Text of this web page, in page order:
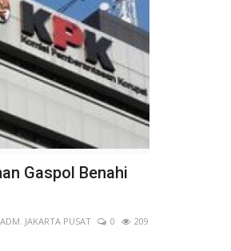
Gaspol Benahi
JAKARTA PUSAT 0
209